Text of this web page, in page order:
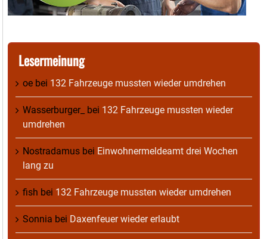
Lesermeinung
oe bei 132 Fahrzeuge mussten wieder umdrehen
Wasserburger_ bei 132 Fahrzeuge mussten wieder
umdrehen
Nostradamus bei Einwohnermeldeamt drei Wochen
lang zu
fish bei 132 Fahrzeuge mussten wieder umdrehen
Sonnia bei Daxenfeuer wieder erlaubt